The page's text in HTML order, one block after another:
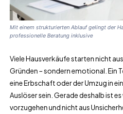
Mit einem strukturierten Ablauf gelingt der
professionelle Beratung inklusive
Viele Hausverkäufe starten nicht
Gründen – sondern emotional. Ein
eine Erbschaft oder der Umzug in
Auslöser sein. Gerade deshalb ist
vorzugehen und nicht aus